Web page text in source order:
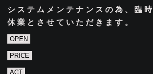
システムメンテナンスの為、臨時
休業とさせていただきます。
OPEN
PRICE
ACT